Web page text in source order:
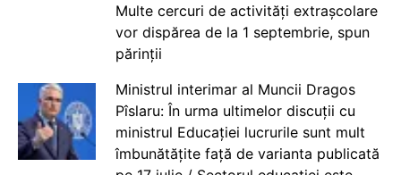
Multe cercuri de activități extrașcolare
vor dispărea de la 1 septembrie, spun
părinții
Ministrul interimar al Muncii Dragos
Pîslaru: În urma ultimelor discuții cu
ministrul Educației lucrurile sunt mult
îmbunătățite față de varianta publicată